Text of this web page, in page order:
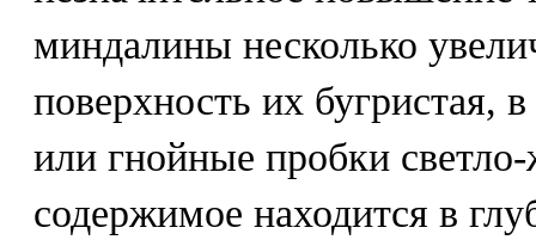
миндалины несколько
поверхность их бугристая,
или гнойные пробки светло-
содержимое находится в